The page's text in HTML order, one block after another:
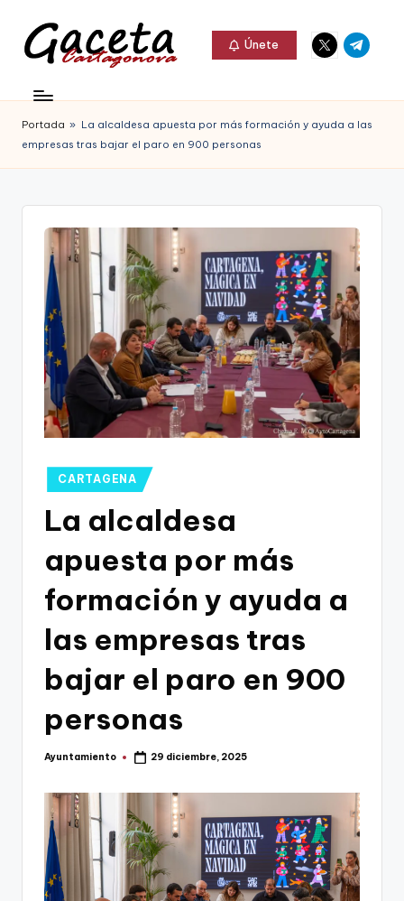
Saltar
contenido
c
e
t
Gaceta
Cartagonova,
La
que
informa
Cartagena,
Cartagena,
Únete
Elemento
del
Elemento
del
Portada » La alcaldesa apuesta por más formación y ayuda a las
empresas tras bajar el paro en 900 personas
Publicado
en
CARTAGENA
La alcaldesa
apuesta por más
formación y ayuda a
las empresas tras
bajar el paro en 900
personas
Publicado
Ayuntamiento 29 diciembre, 2025